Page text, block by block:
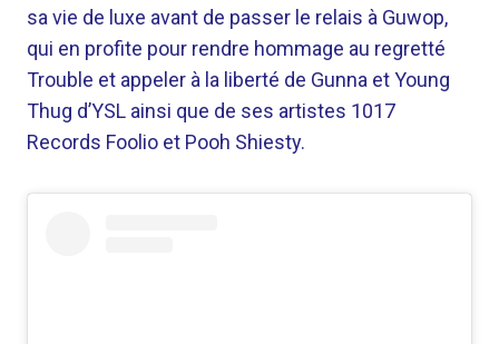
sa vie de luxe avant de passer le relais à Guwop,
qui en profite pour rendre hommage au regretté
Trouble et appeler à la liberté de Gunna et Young
Thug d’YSL ainsi que de ses artistes 1017
Records Foolio et Pooh Shiesty.